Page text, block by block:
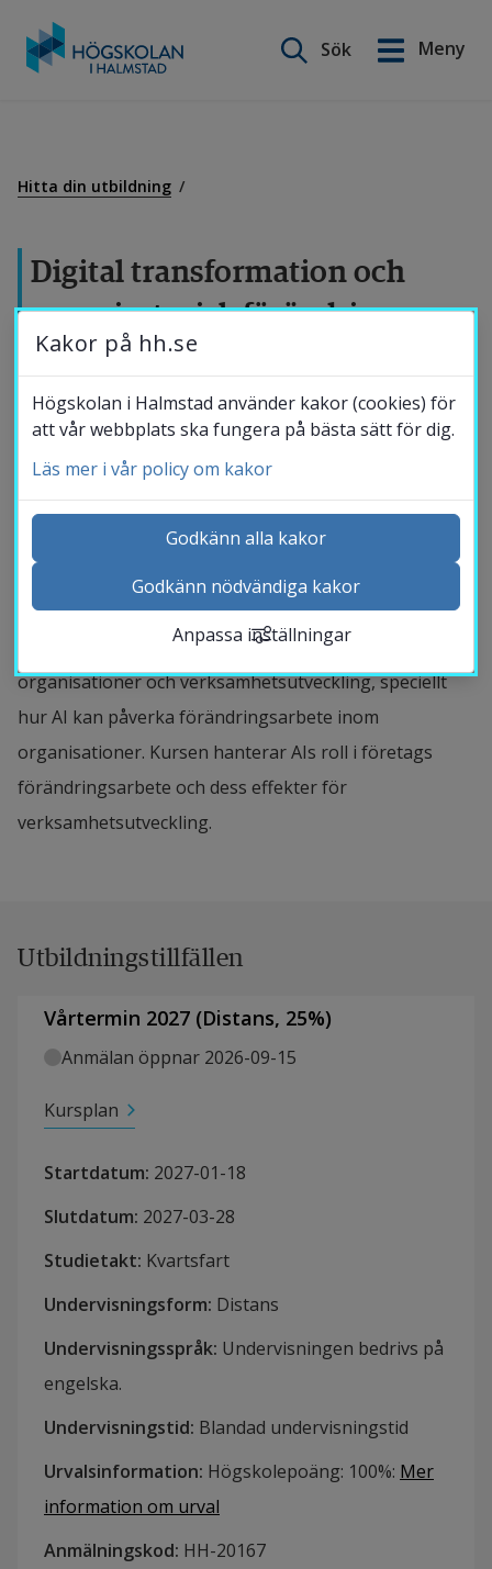
Sök
Meny
Hitta din utbildning
Digital transformation och
organisatorisk förändring
Kursen är för yrkesverksamma och ingår i programmet
kursspåret innovation management och ges på distans
på engelska.
Kursen introducerar hur AI kan användas i
organisationer och verksamhetsutveckling, speciellt
hur AI kan påverka förändringsarbete inom
organisationer. Kursen hanterar AIs roll i företags
förändringsarbete och dess effekter för
verksamhetsutveckling.
Utbildningstillfällen
Vårtermin 2027 (Distans, 25%)
Anmälan öppnar 2026-09-15
Kursplan
Startdatum: 2027-01-18
Slutdatum: 2027-03-28
Studietakt: Kvartsfart
Undervisningsform: Distans
Undervisningsspråk: Undervisningen bedrivs på
engelska.
Undervisningstid: Blandad undervisningstid
Urvalsinformation: Högskolepoäng: 100%: Mer
information om urval
Anmälningskod: HH-20167
English
Samverkan
Om Högskolan
Bibliotek
Kontakta och besök oss
Kalender
Sök personal
Studentwebb
Medarbetarwebb Insidan
Kakor på hh.se
Högskolan i Halmstad använder kakor (cookies) för
att vår webbplats ska fungera på bästa sätt för dig.
Läs mer i vår policy om kakor
Godkänn alla kakor
Godkänn nödvändiga kakor
Anpassa inställningar